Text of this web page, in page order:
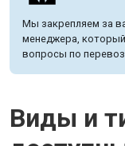
Мы закрепляем за
менеджера,
вопросы по
Виды и